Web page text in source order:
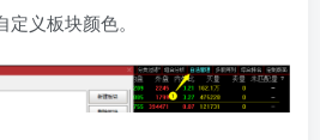
义板块颜色。